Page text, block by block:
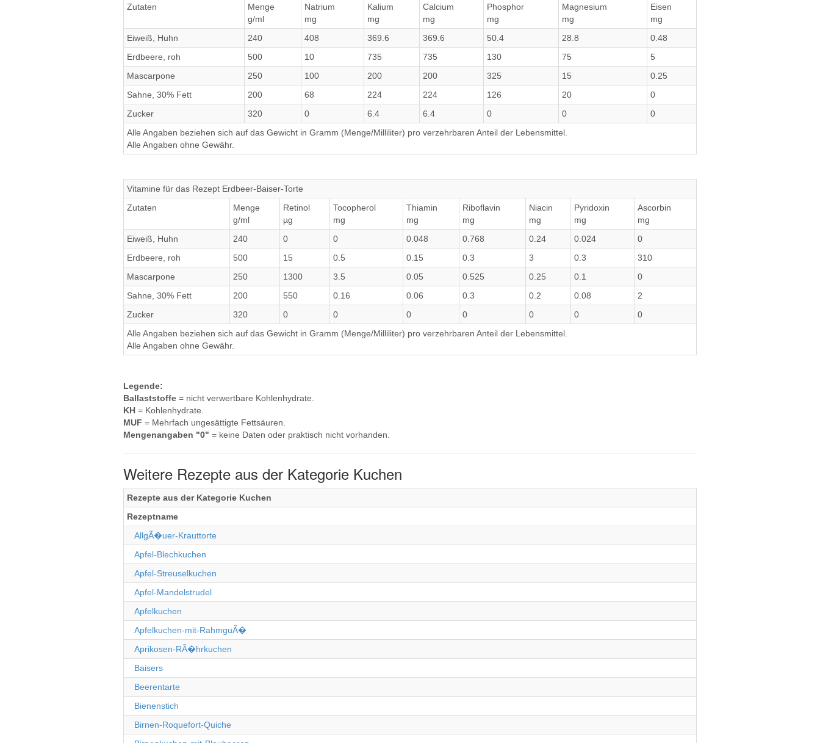
Zutaten
Menge
g/ml
Natrium
mg
Kalium
mg
Calcium
mg
Phosphor
mg
Magnesium
mg
Eisen
mg
Eiweiß, Huhn
240 408 369.6 369.6 50.4 28.8
0.48
Erdbeere, roh
500 10 735 735 130 75
5
Mascarpone
250 100 200 200 325 15
0.25
Sahne, 30% Fett
200 68 224 224 126 20
0
Zucker
320 0 6.4 6.4 0 0
0
Alle Angaben beziehen sich auf das Gewicht in Gramm (Menge/Milliliter) pro verzehrbaren Anteil der Lebensmittel.
Alle Angaben ohne Gewähr.
Vitamine für das Rezept Erdbeer-Baiser-Torte
Zutaten
Menge
g/ml
Retinol
µg
Tocopherol
mg
Thiamin
mg
Riboflavin
mg
Niacin
mg
Pyridoxin
mg
Ascorbin
mg
Eiweiß, Huhn
240 0 0 0.048 0.768 0.24 0.024
0
Erdbeere, roh
500 15 0.5 0.15 0.3 3 0.3
310
Mascarpone
250 1300 3.5 0.05 0.525 0.25 0.1
0
Sahne, 30% Fett
200 550 0.16 0.06 0.3 0.2 0.08
2
Zucker
320 0 0 0 0 0 0
0
Alle Angaben beziehen sich auf das Gewicht in Gramm (Menge/Milliliter) pro verzehrbaren Anteil der Lebensmittel.
Alle Angaben ohne Gewähr.
Legende:
Ballaststoffe = nicht verwertbare Kohlenhydrate.
KH = Kohlenhydrate.
MUF = Mehrfach ungesättigte Fettsäuren.
Mengenangaben "0" = keine Daten oder praktisch nicht vorhanden.
Weitere Rezepte aus der Kategorie Kuchen
Rezepte aus der Kategorie Kuchen
Rezeptname
AllgÃ�uer-Krauttorte
Apfel-Blechkuchen
Apfel-Streuselkuchen
Apfel-Mandelstrudel
Apfelkuchen
Apfelkuchen-mit-RahmguÃ�
Aprikosen-RÃ�hrkuchen
Baisers
Beerentarte
Bienenstich
Birnen-Roquefort-Quiche